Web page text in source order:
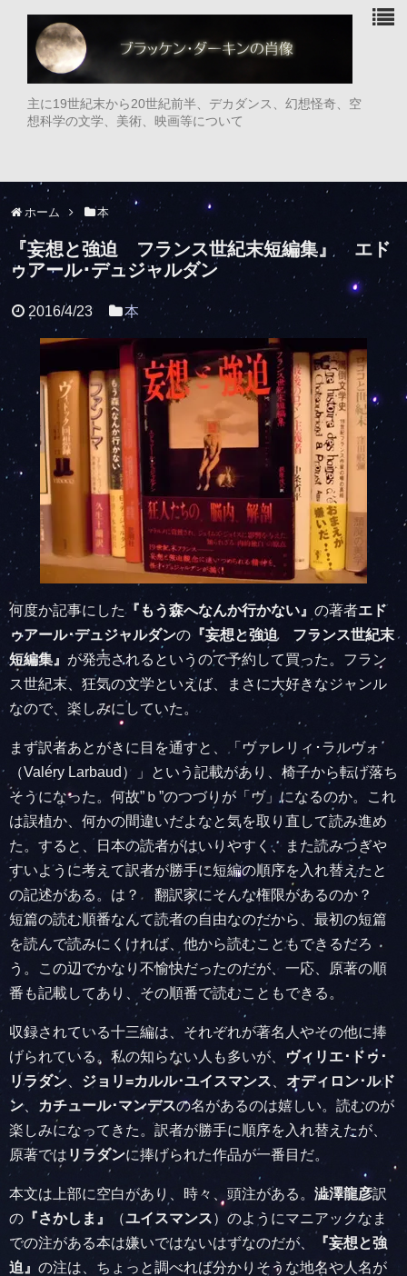
主に19世紀末から20世紀前半、デカダンス、幻想怪奇、空
想科学の文学、美術、映画等について
ホーム 本
『妄想と強迫 フランス世紀末短編集』 エド
ゥアール･デュジャルダン
2016/4/23 本
何度か記事にした『もう森へなんか行かない』 の著者エド
ゥアール･デュジャルダンの 『妄想と強迫 フランス世紀末
短編集』 が発売されるというので予約して買った。フラン
ス世紀末、狂気の文学といえば、まさに大好きなジャンル
なので、楽しみにしていた。
まず訳者あとがきに目を通すと、「ヴァレリィ･ラルヴォ
（Valéry Larbaud）」という記載があり、椅子から転げ落ち
そうになった。何故”ｂ”のつづりが「ヴ」になるのか。これ
は誤植か、何かの間違いだよなと気を取り直して読み進め
た。すると、日本の読者がはいりやすく、また読みつぎや
すいように考えて訳者が勝手に短編の順序を入れ替えたと
の記述がある。は？ 翻訳家にそんな権限があるのか？
短篇の読む順番なんて読者の自由なのだから、最初の短篇
を読んで読みにくければ、他から読むこともできるだろ
う。この辺でかなり不愉快だったのだが、一応、原著の順
番も記載してあり、その順番で読むこともできる。
収録されている十三編は、それぞれが著名人やその他に捧
げられている。私の知らない人も多いが、
ヴィリエ･ドゥ･
リラダン
ジョリ=カルル･ユイスマンス
オディロン･ルド
ン、 カチュール･マンデスの名があるのは嬉しい。読むのが
楽しみになってきた。訳者が勝手に順序を入れ替えたが、
原著では リラダンに捧げられた作品が一番目だ。
本文は上部に空白があり、時々、頭注がある。 澁澤龍彦訳
の 『さかしま』 （ユイスマンス）のようにマニアックなま
での注がある本は嫌いではないはずなのだが、
『妄想と強
迫』 の注は、ちょっと調べれば分かりそうな地名や人名が